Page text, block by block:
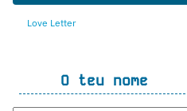
Love Letter
O teu nome